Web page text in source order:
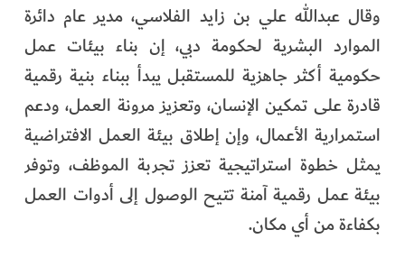
وقال عبدالله علي بن زايد الفلاسي، مدير عام دائرة
الموارد البشرية لحكومة دبي، إن بناء بيئات عمل
حكومية أكثر جاهزية للمستقبل يبدأ ببناء بنية رقمية
قادرة على تمكين الإنسان، وتعزيز مرونة العمل، ودعم
استمرارية الأعمال، وإن إطلاق بيئة العمل الافتراضية
يمثل خطوة استراتيجية تعزز تجربة الموظف، وتوفر
بيئة عمل رقمية آمنة تتيح الوصول إلى أدوات العمل
بكفاءة من أي مكان.